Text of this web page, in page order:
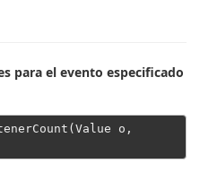
para el evento especificado
o,